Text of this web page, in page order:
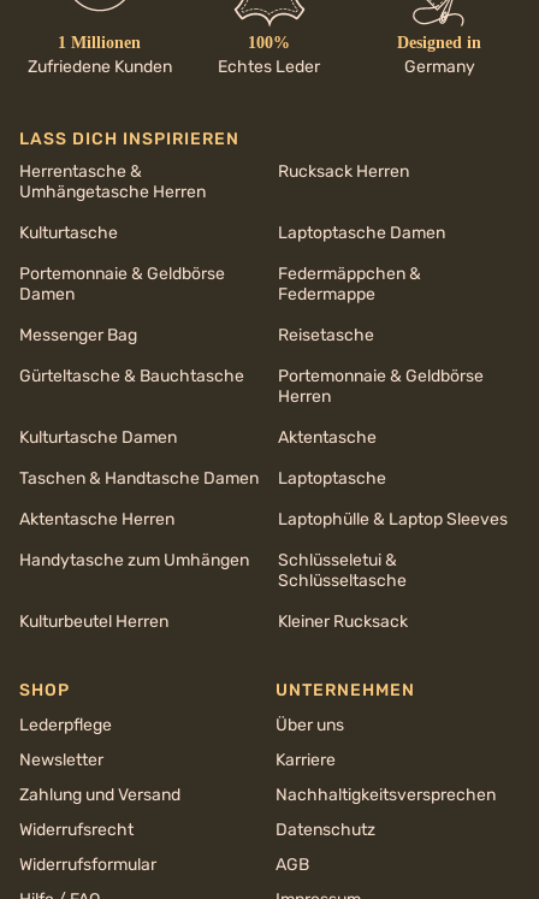
1 Millionen
Zufriedene Kunden
100%
Echtes Leder
Designed in
Germany
LASS DICH INSPIRIEREN
Herrentasche &
Umhängetasche Herren
Rucksack Herren
Kulturtasche
Laptoptasche Damen
Portemonnaie & Geldbörse
Damen
Federmäppchen &
Federmappe
Messenger Bag
Reisetasche
Gürteltasche & Bauchtasche
Portemonnaie & Geldbörse
Herren
Kulturtasche Damen
Aktentasche
Taschen & Handtasche Damen
Laptoptasche
Aktentasche Herren
Laptophülle & Laptop Sleeves
Handytasche zum Umhängen
Schlüsseletui &
Schlüsseltasche
Kulturbeutel Herren
Kleiner Rucksack
SHOP
Lederpflege
Newsletter
Zahlung und Versand
Widerrufsrecht
Widerrufsformular
UNTERNEHMEN
Über uns
Karriere
Nachhaltigkeits­versprechen
Datenschutz
AGB